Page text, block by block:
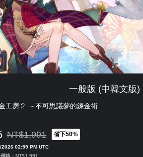
一般版 (中韓文版)
工房２ ～不可思議夢的鍊金術
折扣前原價為NT$1,991
NT$1,991 省下50%
2026 02:59 PM UTC
格：NT$1,991